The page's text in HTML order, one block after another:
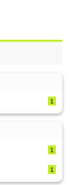
1
1
1